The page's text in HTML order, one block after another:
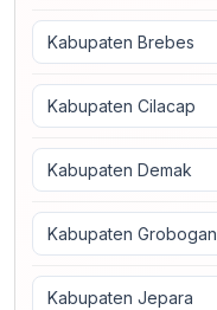
Kabupaten Brebes
Kabupaten Cilacap
Kabupaten Demak
Kabupaten Grobogan
Kabupaten Jepara